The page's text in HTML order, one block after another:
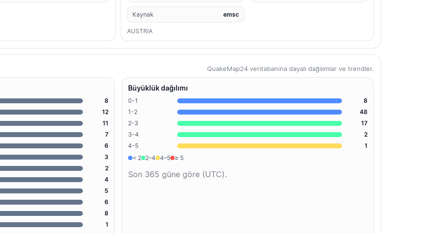
Kaynak emsc
AUSTRIA
QuakeMap24 veritabanına dayalı dağılımlar ve trendler.
8
12
11
7
6
3
2
4
5
6
8
1
Büyüklük dağılımı
0-1
8
1-2
48
2-3
17
3-4
2
4-5
1
< 2
2–4 4–5 ≥ 5
Son 365 güne göre (UTC).